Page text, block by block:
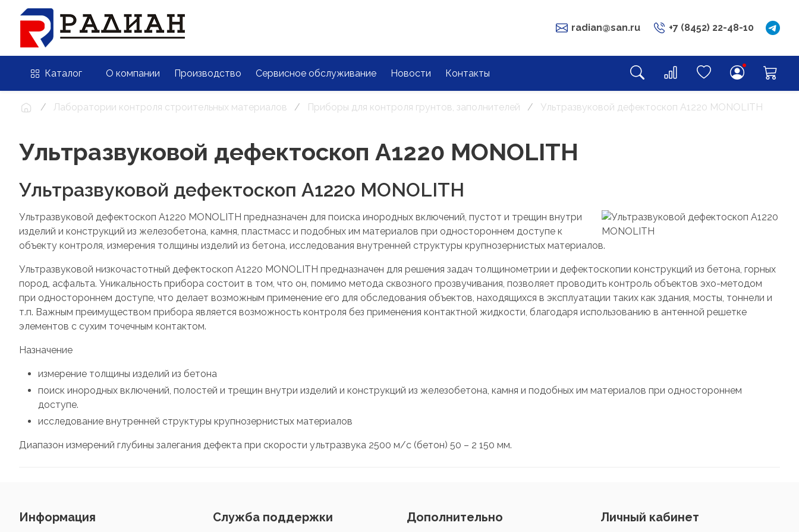
radian@san.ru +7 (8452) 22-48-10
Каталог О компании Производство Сервисное обслуживание Новости Контакты
Лаборатории контроля строительных материалов Приборы для контроля грунтов, заполнителей Ультразвуковой дефектоскоп А1220 MONOLITH
Ультразвуковой дефектоскоп А1220 MONOLITH
Ультразвуковой дефектоскоп А1220 MONOLITH
Ультразвуковой дефектоскоп А1220 MONOLITH предназначен для поиска инородных включений, пустот и трещин внутри
изделий и конструкций из железобетона, камня, пластмасс и подобных им материалов при одностороннем доступе к
объекту контроля, измерения толщины изделий из бетона, исследования внутренней структуры крупнозернистых материалов.
Ультразвуковой низкочастотный дефектоскоп А1220 MONOLITH предназначен для решения задач толщинометрии и дефектоскопии конструкций из бетона, горных
пород, асфальта. Уникальность прибора состоит в том, что он, помимо метода сквозного прозвучивания, позволяет проводить контроль объектов эхо-методом
при одностороннем доступе, что делает возможным применение его для обследования объектов, находящихся в эксплуатации таких как здания, мосты, тоннели и
т.п. Важным преимуществом прибора является возможность контроля без применения контактной жидкости, благодаря использованию в антенной решетке
элементов с сухим точечным контактом.
Назначение
измерение толщины изделий из бетона
поиск инородных включений, полостей и трещин внутри изделий и конструкций из железобетона, камня и подобных им материалов при одностороннем
доступе.
исследование внутренней структуры крупнозернистых материалов
Диапазон измерений глубины залегания дефекта при скорости ультразвука 2500 м/с (бетон) 50 – 2 150 мм.
Информация Служба поддержки Дополнительно Личный кабинет